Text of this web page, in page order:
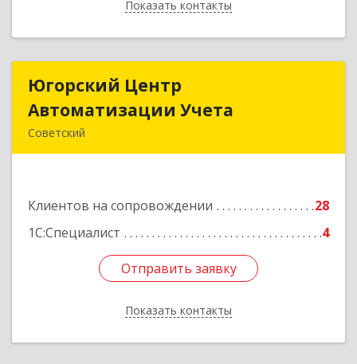
Показать контакты
Назад
Югорский Центр
Автоматизации Учета
Советский
Клиентов на сопровождении
28
1С:Специалист
4
Отправить заявку
Показать контакты
Югорский Центр
Автоматизации Учета
Подробнее
Отправить заявку
Назад